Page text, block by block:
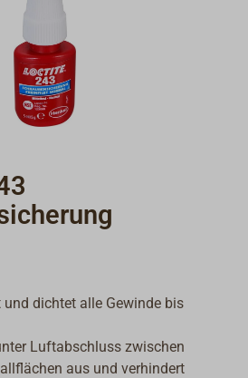
Luftabschluss zwischen
aus und verhindert